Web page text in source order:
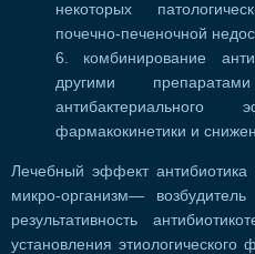
некоторых
почечно-печеночной
комбинирование
другими
фармакокинетики и
Лечебный эффект антибиотика
микро-организм—
результативность
установления этиологического